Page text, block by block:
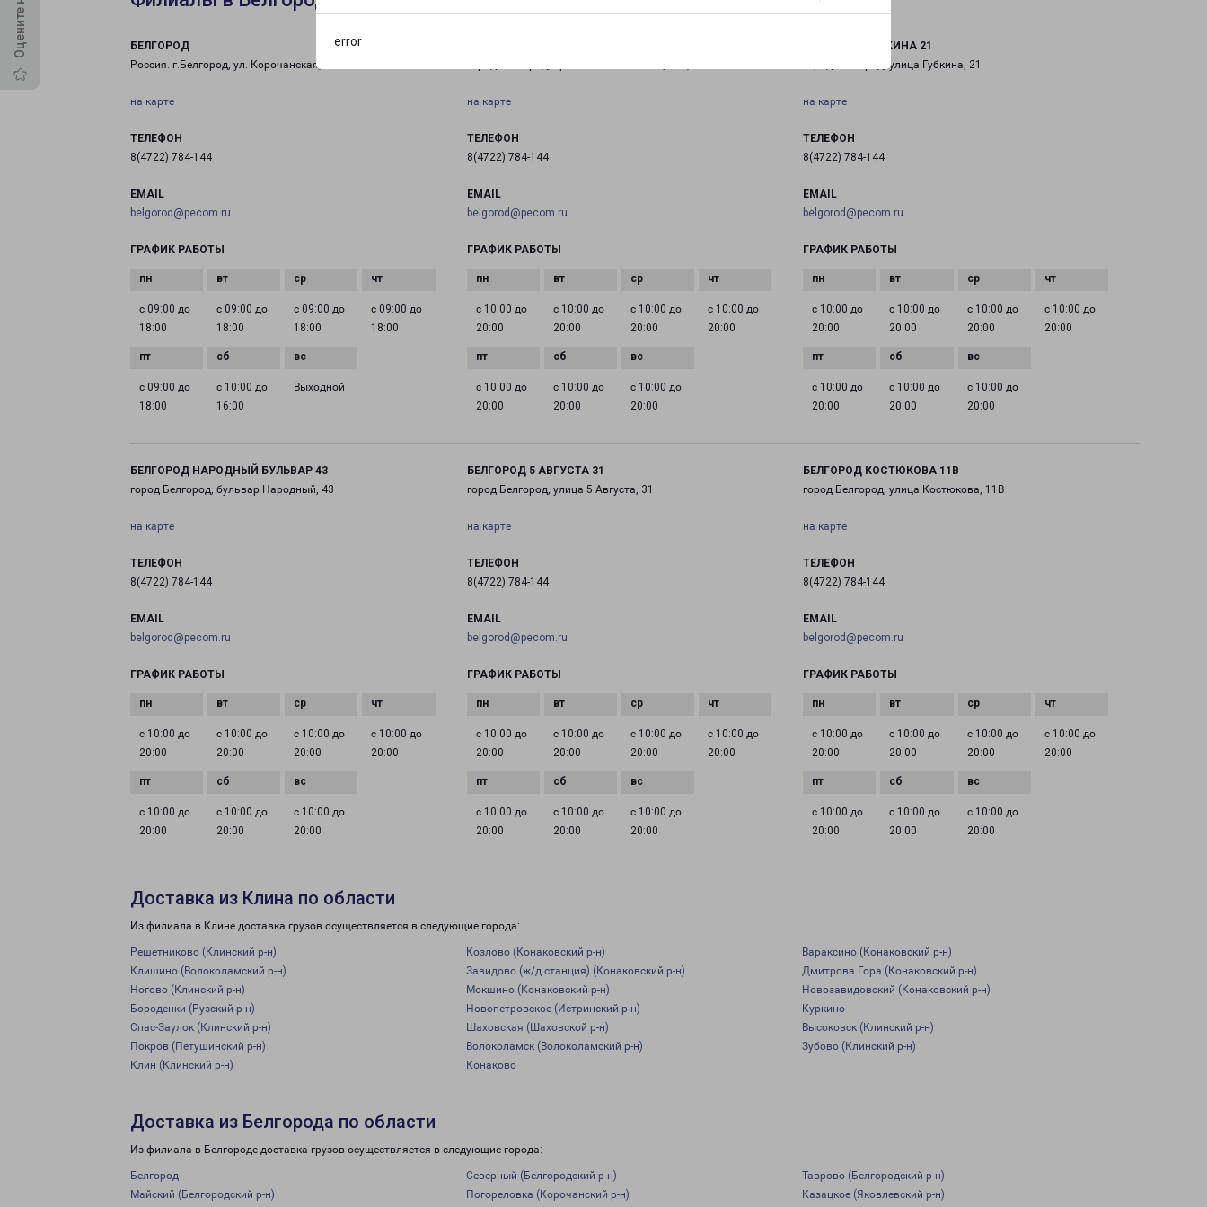
error
БЕЛГОРОД
Россия. г.Белгород, ул. Корочанская, 85А
на карте
ТЕЛЕФОН
8(4722) 784-144
EMAIL
belgorod@pecom.ru
ГРАФИК РАБОТЫ
с 09:00 до
18:00
с 09:00 до
18:00
с 09:00 до
18:00
с 09:00 до
18:00
с 09:00 до
18:00
с 10:00 до
16:00
Выходной
на карте
ТЕЛЕФОН
8(4722) 784-144
EMAIL
belgorod@pecom.ru
ГРАФИК РАБОТЫ
с 10:00 до
20:00
с 10:00 до
20:00
с 10:00 до
20:00
с 10:00 до
20:00
с 10:00 до
20:00
с 10:00 до
20:00
с 10:00 до
20:00
БЕЛГОРОД ГУБКИНА 21
город Белгород, улица Губкина, 21
на карте
ТЕЛЕФОН
8(4722) 784-144
EMAIL
belgorod@pecom.ru
ГРАФИК РАБОТЫ
с 10:00 до
20:00
с 10:00 до
20:00
с 10:00 до
20:00
с 10:00 до
20:00
с 10:00 до
20:00
с 10:00 до
20:00
с 10:00 до
20:00
БЕЛГОРОД НАРОДНЫЙ БУЛЬВАР 43
город Белгород, бульвар Народный, 43
на карте
ТЕЛЕФОН
8(4722) 784-144
EMAIL
belgorod@pecom.ru
ГРАФИК РАБОТЫ
с 10:00 до
20:00
с 10:00 до
20:00
с 10:00 до
20:00
с 10:00 до
20:00
с 10:00 до
20:00
с 10:00 до
20:00
с 10:00 до
20:00
БЕЛГОРОД 5 АВГУСТА 31
город Белгород, улица 5 Августа, 31
на карте
ТЕЛЕФОН
8(4722) 784-144
EMAIL
belgorod@pecom.ru
ГРАФИК РАБОТЫ
с 10:00 до
20:00
с 10:00 до
20:00
с 10:00 до
20:00
с 10:00 до
20:00
с 10:00 до
20:00
с 10:00 до
20:00
с 10:00 до
20:00
БЕЛГОРОД КОСТЮКОВА 11В
город Белгород, улица Костюкова, 11В
на карте
ТЕЛЕФОН
8(4722) 784-144
EMAIL
belgorod@pecom.ru
ГРАФИК РАБОТЫ
с 10:00 до
20:00
с 10:00 до
20:00
с 10:00 до
20:00
с 10:00 до
20:00
с 10:00 до
20:00
с 10:00 до
20:00
с 10:00 до
20:00
Доставка из Клина по области
Из филиала в Клине доставка грузов осуществляется в следующие города:
Решетниково (Клинский р-н) Козлово (Конаковский р-н)
Вараксино (Конаковский р-н)
Клишино (Волоколамский р-н)
Завидово (ж/д станция) (Конаковский р-н)
Дмитрова Гора (Конаковский р-н)
Ногово (Клинский р-н)
Мокшино (Конаковский р-н)
Новозавидовский (Конаковский р-н)
Бороденки (Рузский р-н)
Новопетровское (Истринский р-н)
Куркино
Спас-Заулок (Клинский р-н)
Шаховская (Шаховской р-н)
Высоковск (Клинский р-н)
Покров (Петушинский р-н)
Волоколамск (Волоколамский р-н)
Зубово (Клинский р-н)
Клин (Клинский р-н)
Конаково
Доставка из Белгорода по области
Из филиала в Белгороде доставка грузов осуществляется в следующие города:
Белгород Северный (Белгородский р-н)
Таврово (Белгородский р-н)
Майский (Белгородский р-н)
Погореловка (Корочанский р-н) Казацкое (Яковлевский р-н)